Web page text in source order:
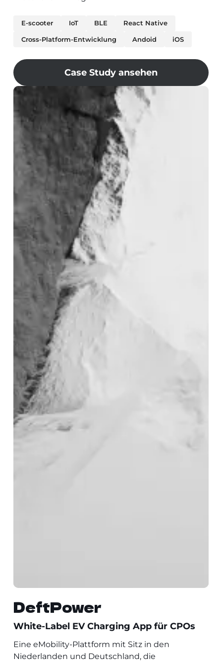
Case Study ansehen
E-scooter IoT BLE React Native
Cross-Platform-Entwicklung Andoid iOS
DeftPower
White-Label EV Charging App für CPOs
Eine eMobility-Plattform mit Sitz in den
Niederlanden und Deutschland, die